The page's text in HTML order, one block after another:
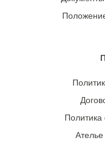
контрастности
Износостойкость:
Ткань может дать
При правильном
стойкость цвета и